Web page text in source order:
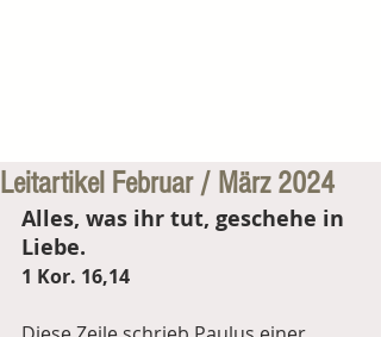
Leitartikel Februar / März 2024
Alles, was ihr tut, geschehe in
Liebe.
1 Kor. 16,14